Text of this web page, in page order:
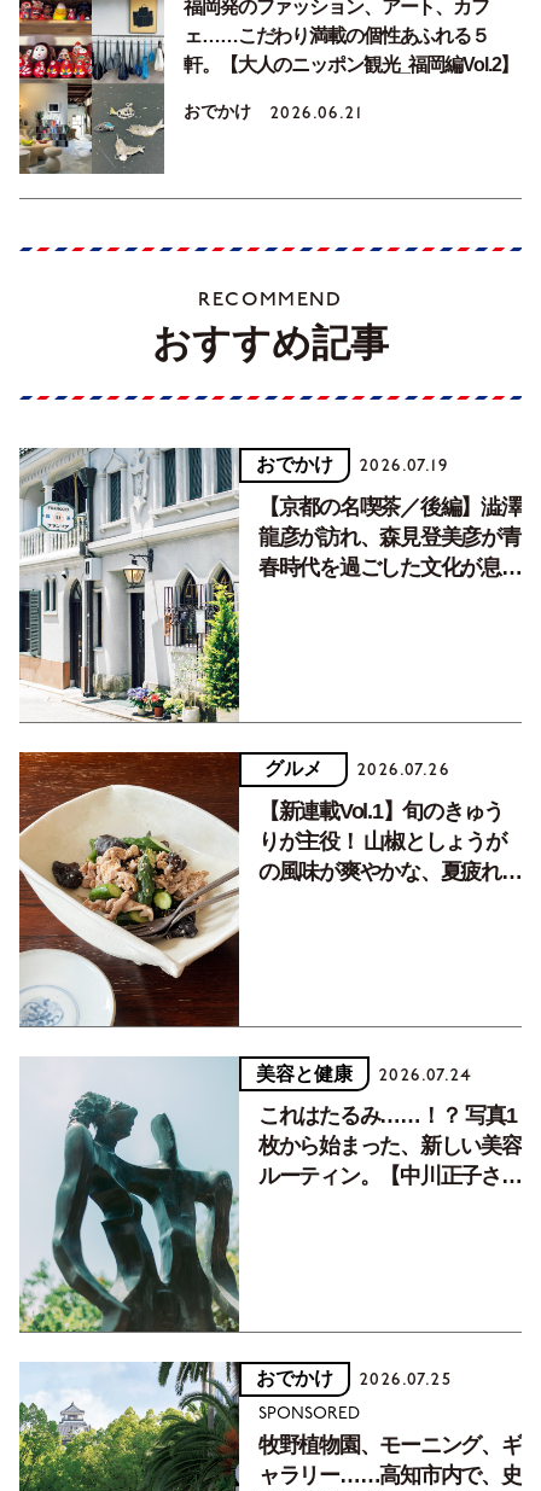
福岡発のファッション、アート、カフ
ェ……こだわり満載の個性あふれる５
軒。【大人のニッポン観光_福岡編Vol.2】
おでかけ 2026.06.21
RECOMMEND
おすすめ記事
おでかけ 2026.07.19
【京都の名喫茶／後編】澁澤
龍彦が訪れ、森見登美彦が青
春時代を過ごした文化が息づ
グルメ 2026.07.26
【新連載Vol.1】旬のきゅう
りが主役！ 山椒としょうが
の風味が爽やかな、夏疲れを
美容と健康 2026.07.24
これはたるみ……！？ 写真1
枚から始まった、新しい美容
ルーティン。【中川正子さん
おでかけ 2026.07.25
SPONSORED
牧野植物園、モーニング、ギ
ャラリー……高知市内で、史